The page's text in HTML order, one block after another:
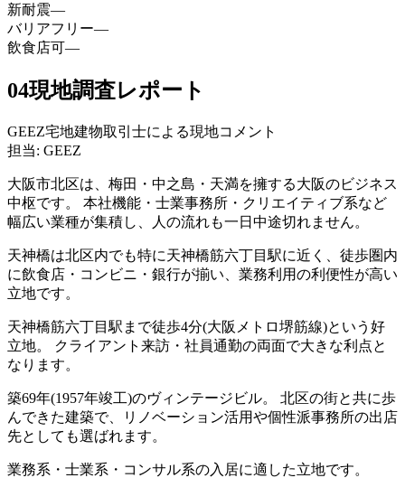
新耐震—
バリアフリー—
飲食店可—
04現地調査レポート
GEEZ宅地建物取引士による現地コメント
担当: GEEZ
大阪市北区は、梅田・中之島・天満を擁する大阪のビジネス
中枢です。 本社機能・士業事務所・クリエイティブ系など
幅広い業種が集積し、人の流れも一日中途切れません。
天神橋は北区内でも特に天神橋筋六丁目駅に近く、徒歩圏内
に飲食店・コンビニ・銀行が揃い、業務利用の利便性が高い
立地です。
天神橋筋六丁目駅まで徒歩4分(大阪メトロ堺筋線)という好
立地。 クライアント来訪・社員通勤の両面で大きな利点と
なります。
築69年(1957年竣工)のヴィンテージビル。 北区の街と共に歩
んできた建築で、リノベーション活用や個性派事務所の出店
先としても選ばれます。
業務系・士業系・コンサル系の入居に適した立地です。